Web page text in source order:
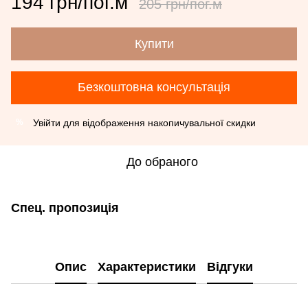
205 грн/пог.м
Купити
Безкоштовна консультація
Увійти для відображення накопичувальної скидки
До обраного
Спец. пропозиція
Опис Характеристики Відгуки